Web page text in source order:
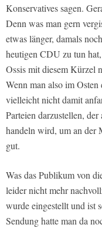
Konservatives sagen.
Denn was man gern
etwas länger, damals
heutigen CDU zu tun
Ossis mit diesem Kürzel
Wenn man also im
vielleicht nicht damit
Parteien darzustellen,
handeln wird, um an der
gut.
Was das Publikum von
leider nicht mehr
wurde eingestellt und ist
Sendung hatte man da